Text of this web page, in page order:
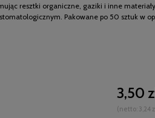
resztki organiczne, gaziki i inne
Pakowane po 50 sztuk w
3,50
(netto: 3,24